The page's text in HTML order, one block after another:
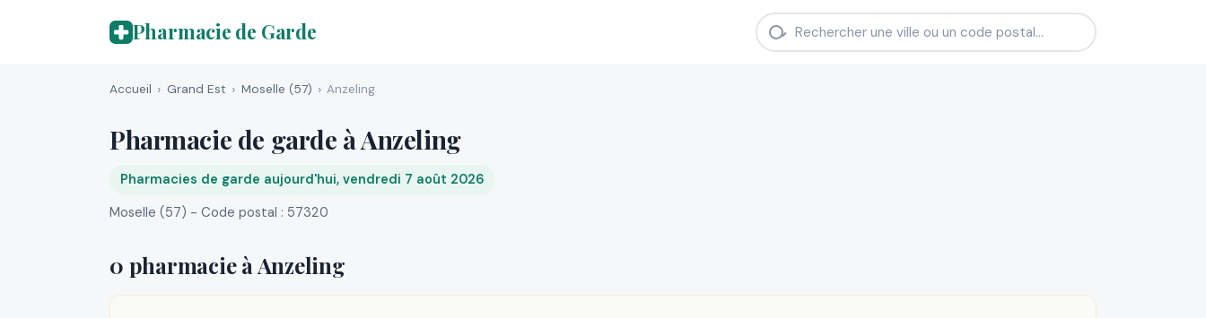
Pharmacie de Garde
Accueil Grand Est Moselle (57) Anzeling
Pharmacie de garde à Anzeling
Pharmacies de garde aujourd'hui, vendredi 7 août 2026
Moselle (57) - Code postal : 57320
0 pharmacie à Anzeling